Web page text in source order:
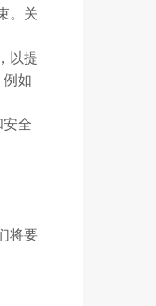
。关
以提
如
全
将要